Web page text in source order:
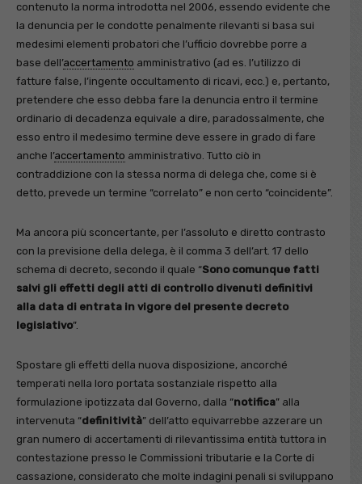
contenuto la norma introdotta nel 2006, essendo evidente che
la denuncia per le condotte penalmente rilevanti si basa sui
medesimi elementi probatori che l’ufficio dovrebbe porre a
base dell’accertamento amministrativo (ad es. l’utilizzo di
fatture false, l’ingente occultamento di ricavi, ecc.) e, pertanto,
pretendere che esso debba fare la denuncia entro il termine
ordinario di decadenza equivale a dire, paradossalmente, che
esso entro il medesimo termine deve essere in grado di fare
anche l’accertamento amministrativo. Tutto ciò in
contraddizione con la stessa norma di delega che, come si è
detto, prevede un termine “correlato” e non certo “coincidente”.
Ma ancora più sconcertante, per l’assoluto e diretto contrasto
con la previsione della delega, è il comma 3 dell’art. 17 dello
schema di decreto, secondo il quale “Sono comunque fatti
salvi gli effetti degli atti di controllo divenuti definitivi
alla data di entrata in vigore del presente decreto
legislativo”.
Spostare gli effetti della nuova disposizione, ancorché
temperati nella loro portata sostanziale rispetto alla
formulazione ipotizzata dal Governo, dalla “notifica” alla
intervenuta “definitività” dell’atto equivarrebbe azzerare un
gran numero di accertamenti di rilevantissima entità tuttora in
contestazione presso le Commissioni tributarie e la Corte di
cassazione, considerato che molte indagini penali si sviluppano